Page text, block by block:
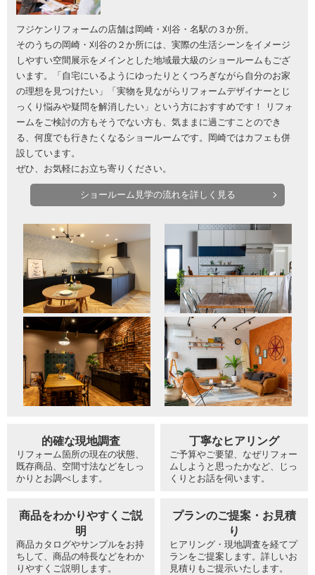
フジケンリフォームの店舗は岡崎・刈谷・名駅の３か所。
そのうちの岡崎・刈谷の２か所には、実際の生活シーンをイメージ
しやすい空間展示をメインとした地域最大級のショールームもござ
います。「自宅にいるようにゆったりとくつろぎながら自分のお家
の理想を見つけたい」「実物を見ながらリフォームデザイナーとじ
っくり悩みや疑問を解消したい」という方におすすめです！ リフォ
ームをご検討の方もそうでない方も、気ままに過ごすことのでき
る、何度でも行きたくなるショールームです。岡崎ではカフェも併
設しています。
ぜひ、お気軽にお立ち寄りください。
ショールーム見学の流れを詳しく見る
的確な現地調査
リフォーム箇所の現在の状態、
既存商品、空間寸法などをしっ
かりとお調べします。
丁寧なヒアリング
ご予算やご要望、なぜリフォー
ムしようと思ったかなど、じっ
くりとお話を伺います。
商品をわかりやすくご説
明
商品カタログやサンプルをお持
ちして、商品の特長などをわか
りやすくご説明します。
プランのご提案・お見積
り
ヒアリング・現地調査を経てプ
ランをご提案します。詳しいお
見積りもご提示いたします。